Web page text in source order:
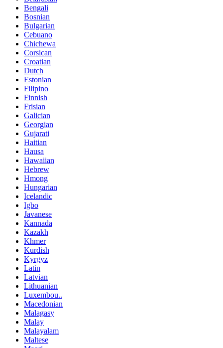
Bengali
Bosnian
Bulgarian
Cebuano
Chichewa
Corsican
Croatian
Dutch
Estonian
Filipino
Finnish
Frisian
Galician
Georgian
Gujarati
Haitian
Hausa
Hawaiian
Hebrew
Hmong
Hungarian
Icelandic
Igbo
Javanese
Kannada
Kazakh
Khmer
Kurdish
Kyrgyz
Latin
Latvian
Lithuanian
Luxembou..
Macedonian
Malagasy
Malay
Malayalam
Maltese